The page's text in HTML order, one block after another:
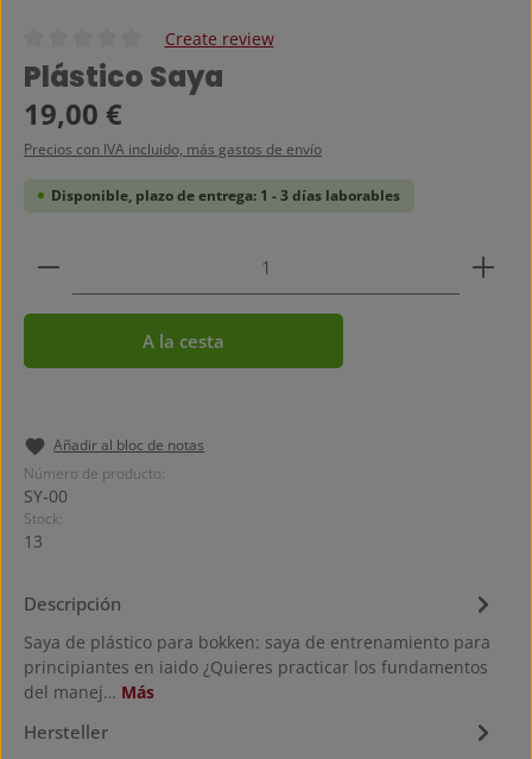
Calificación promedio de 0 de 5 estrellas
Create review
Plástico Saya
Precio normal:
19,00 €
Precios con IVA incluido, más gastos de envío
Disponible, plazo de entrega: 1 - 3 días laborables
Cantidad del producto: introduce la cantidad
A la cesta
Añadir al bloc de notas
Número de producto:
SY-00
Stock:
13
Descripción
Saya de plástico para bokken: saya de entrenamiento para
principiantes en iaido ¿Quieres practicar los fundamentos
del manej… Más
Hersteller